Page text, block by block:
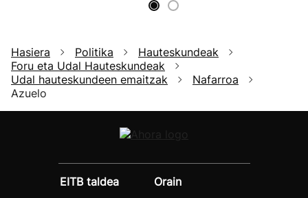
Hasiera Politika
Hauteskundeak
Foru eta Udal Hauteskundeak
Udal hauteskundeen emaitzak
Nafarroa
Azuelo
EITB taldea
Orain